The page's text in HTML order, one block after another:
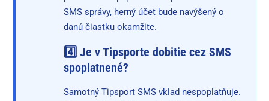
SMS správy, herný účet bude navýšený o
danú čiastku okamžite.
4️⃣ Je v Tipsporte dobitie cez SMS
spoplatnené?
Samotný Tipsport SMS vklad nespoplatňuje.